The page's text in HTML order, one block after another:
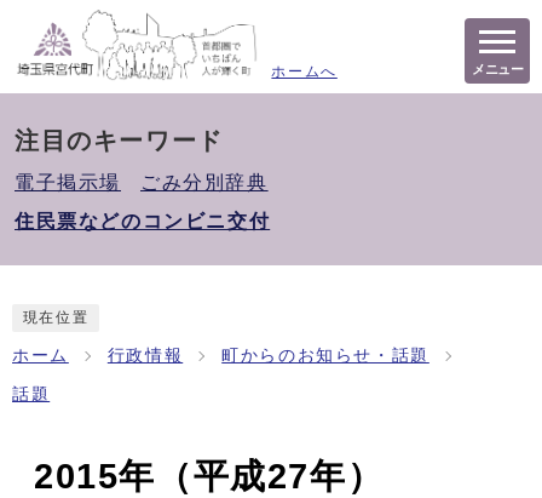
ホームへ メニュー
注目のキーワード
電子掲示場
ごみ分別辞典
住民票などのコンビニ交付
現在位置
ホーム 行政情報 町からのお知らせ・話題
話題
2015年（平成27年）